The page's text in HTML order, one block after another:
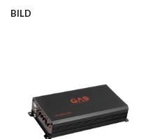
BILD